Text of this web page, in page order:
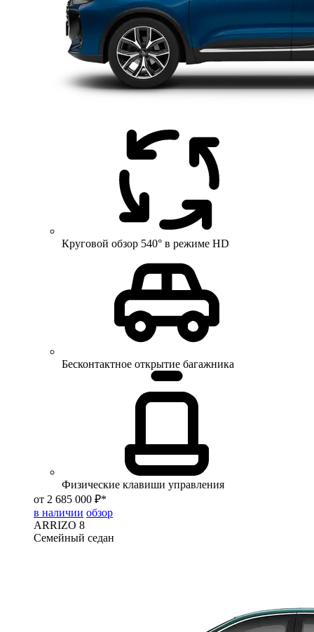
Круговой обзор 540° в режиме HD
Бесконтактное открытие багажника
Физические клавиши управления
от 2 685 000 ₽*
в наличии обзор
ARRIZO 8
Семейный седан